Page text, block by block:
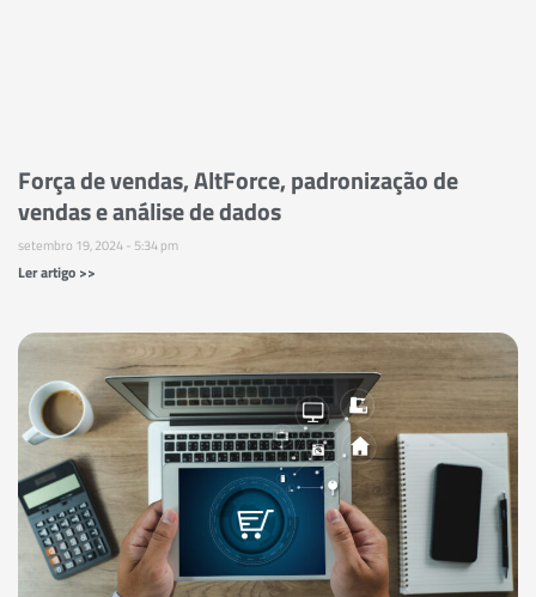
Força de vendas, AltForce, padronização de
vendas e análise de dados
setembro 19, 2024 5:34 pm
Ler artigo >>